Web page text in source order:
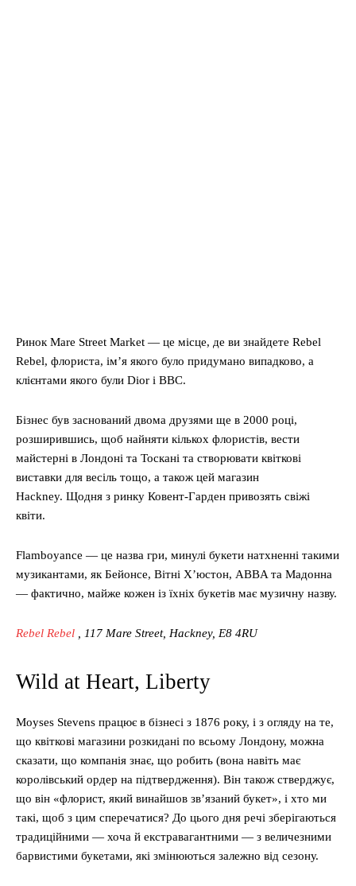
Ринок Mare Street Market — це місце, де ви знайдете Rebel
Rebel, флориста, ім’я якого було придумано випадково, а
клієнтами якого були Dior і BBC.
Бізнес був заснований двома друзями ще в 2000 році,
розширившись, щоб найняти кількох флористів, вести
майстерні в Лондоні та Тоскані та створювати квіткові
виставки для весіль тощо, а також цей магазин
Hackney. Щодня з ринку Ковент-Гарден привозять свіжі
квіти.
Flamboyance — це назва гри, минулі букети натхненні такими
музикантами, як Бейонсе, Вітні Х’юстон, ABBA та Мадонна
— фактично, майже кожен із їхніх букетів має музичну назву.
Rebel Rebel , 117 Mare Street, Hackney, E8 4RU
Wild at Heart, Liberty
Moyses Stevens працює в бізнесі з 1876 року, і з огляду на те,
що квіткові магазини розкидані по всьому Лондону, можна
сказати, що компанія знає, що робить (вона навіть має
королівський ордер на підтвердження). Він також стверджує,
що він «флорист, який винайшов зв’язаний букет», і хто ми
такі, щоб з цим сперечатися? До цього дня речі зберігаються
традиційними — хоча й екстравагантними — з величезними
барвистими букетами, які змінюються залежно від сезону.